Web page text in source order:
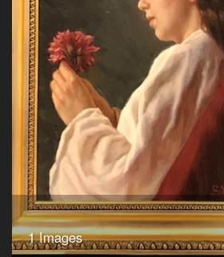
1 Images